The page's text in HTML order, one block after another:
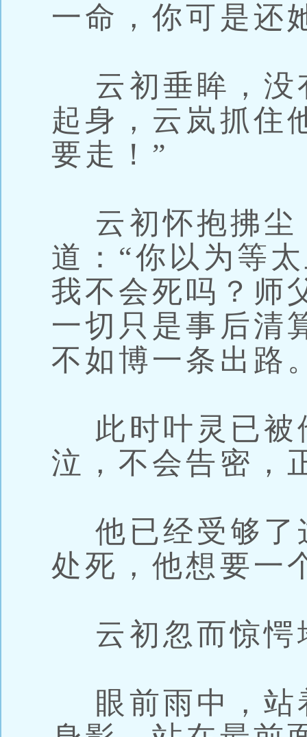
一命，你可是还
云初垂眸，没
起身，云岚抓住
要走！”
云初怀抱拂尘
道：“你以为等
我不会死吗？师
一切只是事后清
不如博一条出路
此时叶灵已被
泣，不会告密，
他已经受够了
处死，他想要一
云初忽而惊愕
眼前雨中，站